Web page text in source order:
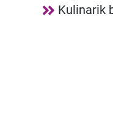
Kulinarik